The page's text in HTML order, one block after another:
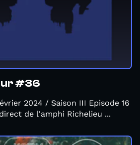
#36
2024 / Saison III Episode 16
de l'amphi Richelieu ...